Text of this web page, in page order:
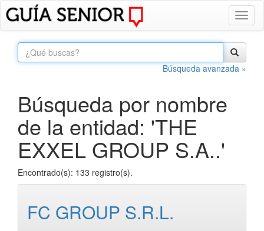
Búsqueda avanzada »
Búsqueda por nombre
de la entidad: 'THE
EXXEL GROUP S.A..'
Encontrado(s): 133 registro(s).
FC GROUP S.R.L.